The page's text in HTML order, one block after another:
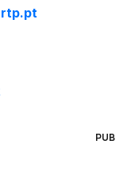
PUB